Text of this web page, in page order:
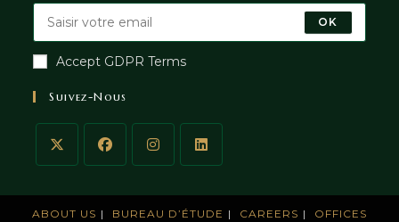
OK
Accept GDPR Terms
Suivez-Nous
ABOUT US BUREAU D’ÉTUDE CAREERS OFFICES